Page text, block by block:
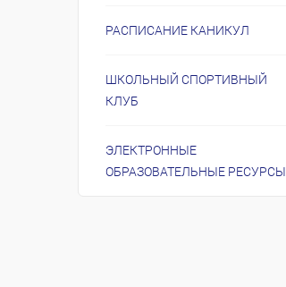
РАСПИСАНИЕ КАНИКУЛ
ШКОЛЬНЫЙ СПОРТИВНЫЙ
КЛУБ
ЭЛЕКТРОННЫЕ
ОБРАЗОВАТЕЛЬНЫЕ РЕСУРСЫ